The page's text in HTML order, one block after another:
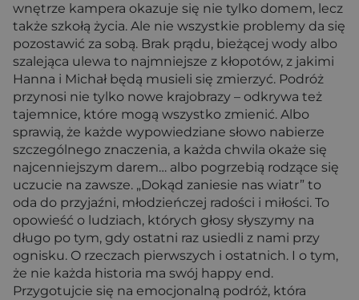
wnętrze kampera okazuje się nie tylko domem, lecz
także szkołą życia. Ale nie wszystkie problemy da się
pozostawić za sobą. Brak prądu, bieżącej wody albo
szalejąca ulewa to najmniejsze z kłopotów, z jakimi
Hanna i Michał będą musieli się zmierzyć. Podróż
przynosi nie tylko nowe krajobrazy – odkrywa też
tajemnice, które mogą wszystko zmienić. Albo
sprawią, że każde wypowiedziane słowo nabierze
szczególnego znaczenia, a każda chwila okaże się
najcenniejszym darem… albo pogrzebią rodzące się
uczucie na zawsze. „Dokąd zaniesie nas wiatr” to
oda do przyjaźni, młodzieńczej radości i miłości. To
opowieść o ludziach, których głosy słyszymy na
długo po tym, gdy ostatni raz usiedli z nami przy
ognisku. O rzeczach pierwszych i ostatnich. I o tym,
że nie każda historia ma swój happy end.
Przygotujcie się na emocjonalną podróż, która